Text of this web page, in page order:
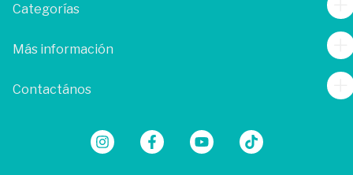
Categorías
Más información
Contactános